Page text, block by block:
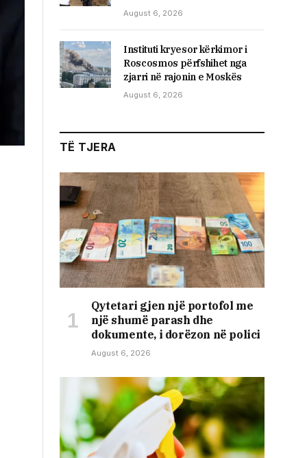
August 6, 2026
Instituti kryesor kërkimor i
Roscosmos përfshihet nga
zjarri në rajonin e Moskës
August 6, 2026
TË TJERA
Qytetari gjen një portofol me
një shumë parash dhe
dokumente, i dorëzon në polici
August 6, 2026